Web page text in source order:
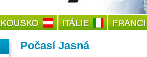
Počasí Jasná